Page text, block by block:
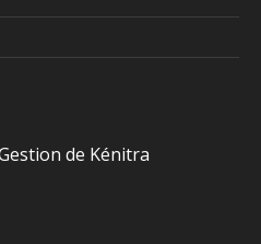
de Kénitra